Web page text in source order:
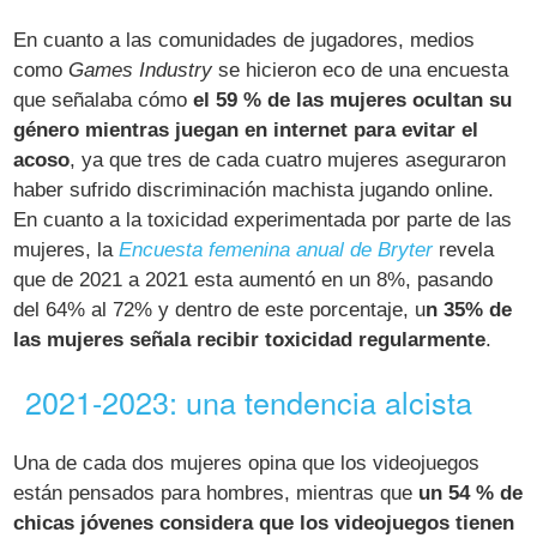
En cuanto a las comunidades de jugadores, medios
comoGames Industry se hicieron eco de una encuesta
que señalaba cómoel 59 % de las mujeres ocultan su
género mientras juegan en internet para evitar el
acoso, ya que tres de cada cuatro mujeres aseguraron
haber sufrido discriminación machista jugando online.
En cuanto a la toxicidad experimentada por parte de las
mujeres, laEncuesta femenina anual de Bryterrevela
que de 2021 a 2021 esta aumentó en un 8%, pasando
del 64% al 72% y dentro de este porcentaje, un 35% de
las mujeres señala recibir toxicidad regularmente.
2021-2023: una tendencia alcista
Una de cada dos mujeres opina que los videojuegos
están pensados para hombres, mientras que un 54 % de
chicas jóvenes considera que los videojuegos tienen